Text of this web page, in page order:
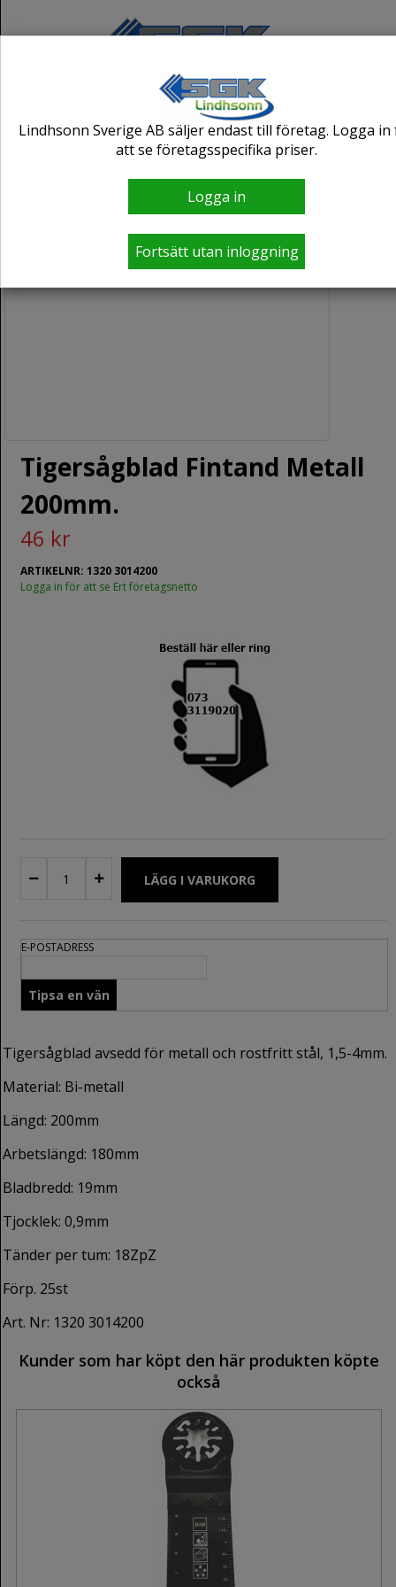
Lindhsonn Sverige AB säljer endast till företag. Logga
att se företagsspecifika priser.
Logga in
Fortsätt utan inloggning
Tigersågblad Fintand Metall
200mm.
46 kr
ARTIKELNR: 1320 3014200
Logga in för att se Ert företagsnetto
E-POSTADRESS
Tigersågblad avsedd för metall och rostfritt stål, 1,5-4mm.
Material: Bi-metall
Längd: 200mm
Arbetslängd: 180mm
Bladbredd: 19mm
Tjocklek: 0,9mm
Tänder per tum: 18ZpZ
Förp. 25st
Art. Nr: 1320 3014200
Kunder som har köpt den här produkten köpte
också